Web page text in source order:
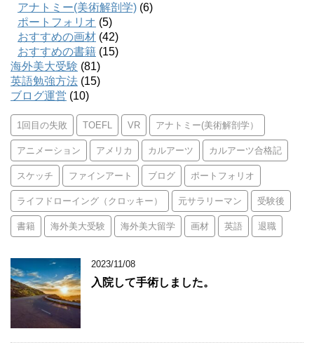
アナトミー(美術解剖学) (6)
ポートフォリオ (5)
おすすめの画材 (42)
おすすめの書籍 (15)
海外美大受験 (81)
英語勉強方法 (15)
ブログ運営 (10)
1回目の失敗 TOEFL VR アナトミー(美術解剖学）
アニメーション アメリカ カルアーツ カルアーツ合格記
スケッチ ファインアート ブログ ポートフォリオ
ライフドローイング（クロッキー） 元サラリーマン 受験後
書籍 海外美大受験 海外美大留学 画材 英語 退職
2023/11/08
入院して手術しました。